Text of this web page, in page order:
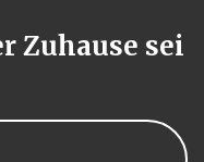
Zuhause sei